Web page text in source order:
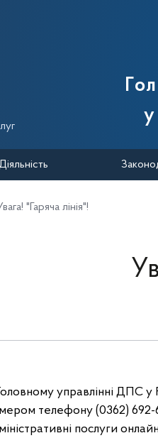
Державної
"Гаряча лінія"!
управлінні ДПС у
телефону (0362) 692-
послуги